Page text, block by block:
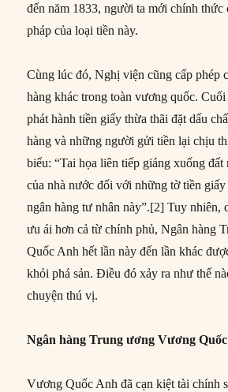
đến năm 1833, người ta mới chính thức
pháp của loại tiền này.
Cùng lúc đó, Nghị viện cũng cấp phép
hàng khác trong toàn vương quốc.
phát hành tiền giấy thừa thãi đặt dấu
hàng và những người gửi tiền lại chịu
biểu: “Tai họa liên tiếp giáng xuống
của nhà nước đối với những tờ tiền giấy
ngân hàng tư nhân này”.[2] Tuy nhiên,
ưu ái hơn cả từ chính phủ, Ngân hàng
Quốc Anh hết lần này đến lần khác
khỏi phá sản. Điều đó xảy ra như thế
chuyện thú vị.
Ngân hàng Trung ương Vương
Vương Quốc Anh đã cạn kiệt tài chính